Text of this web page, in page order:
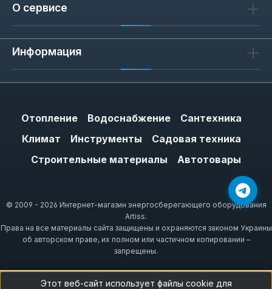
О сервисе
Информация
Отопление Водоснабжение
Сантехника
Климат
Инструменты
Садовая техника
Строительные материалы
Автотовары
© 2009 - 2026 Интернет-магазин энергосберегающего оборудования
Artiss.
Права на все материалы сайта защищены и охраняются законом Украины
об авторском праве, их полном или частичном копировании –
запрещены.
Этот веб-сайт использует файлы cookie для